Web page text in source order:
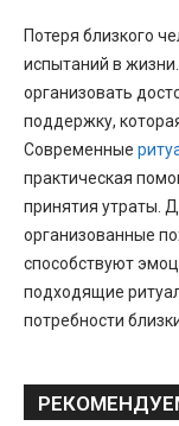
Потеря близкого
испытаний в
организовать
поддержку,
Современные
практическая
принятия утраты.
организованные
способствуют
подходящие
потребности